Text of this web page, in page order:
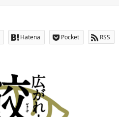
Hatena Pocket RSS